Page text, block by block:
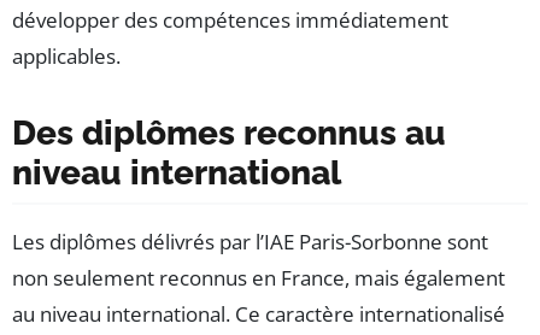
développer des compétences immédiatement
applicables.
Des diplômes reconnus au
niveau international
Les diplômes délivrés par l’IAE Paris-Sorbonne sont
non seulement reconnus en France, mais également
au niveau international. Ce caractère internationalisé